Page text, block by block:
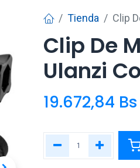
Tienda Clip
Clip De
Ulanzi
19.672,84 Bs